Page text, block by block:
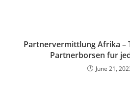
Partnervermittlung Afrika –
Partnerborsen fur
June 21,